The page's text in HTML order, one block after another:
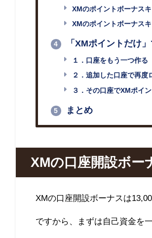
XMのポイントボーナス
XMのポイントボーナス
4 「XMポイントだけ
１．口座をもう一つ作る
２．追加した口座で再度
３．その口座でXMポイ
5 まとめ
XMの口座開設ボー
XMの口座開設ボーナスは1
ですから、まずは自己資金を